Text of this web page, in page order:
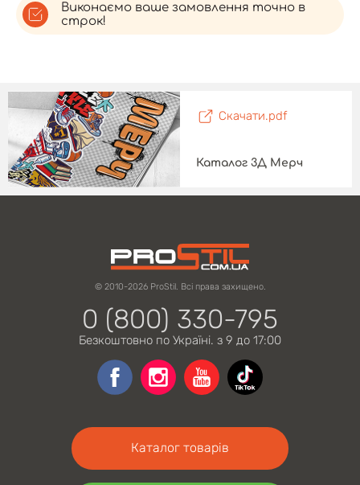
Виконаємо ваше замовлення точно в
строк!
Скачати.pdf
Каталог 3Д Мерч
© 2010-2026 ProStil. Всі права захищено.
0 (800) 330-795
Безкоштовно по Україні. з 9 до 17:00
Каталог товарів